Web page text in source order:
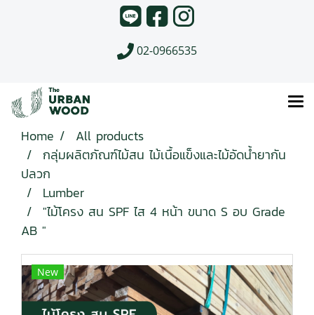
02-0966535
Home
All products
กลุ่มผลิตภัณฑ์ไม้สน ไม้เนื้อแข็งและไม้อัดน้ำยากัน
ปลวก
Lumber
"ไม้โครง สน SPF ไส 4 หน้า ขนาด S อบ Grade
AB "
New